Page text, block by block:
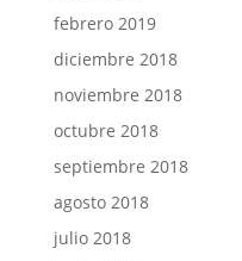
febrero 2019
diciembre 2018
noviembre 2018
octubre 2018
septiembre 2018
agosto 2018
julio 2018